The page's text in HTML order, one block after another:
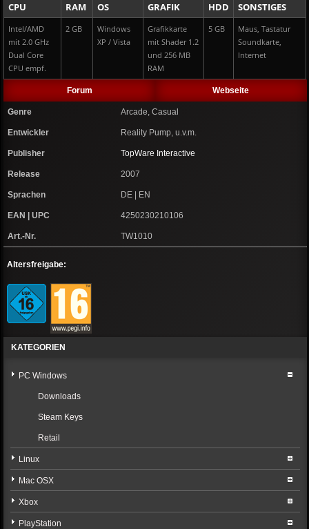
CPU RAM OS GRAFIK HDD SONSTIGES
Intel/AMD
mit 2.0 GHz
Dual Core
CPU empf.
2 GB
Windows
XP / Vista
Grafikkarte
mit Shader 1.2
und 256 MB
RAM
5 GB
Maus, Tastatur
Soundkarte,
Internet
Forum Webseite
Genre Arcade, Casual
Entwickler Reality Pump, u.v.m.
Publisher TopWare Interactive
Release 2007
Sprachen DE | EN
EAN | UPC 4250230210106
Art.-Nr. TW1010
Altersfreigabe:
KATEGORIEN
PC Windows
Downloads
Steam Keys
Retail
Linux
Mac OSX
Xbox
PlayStation